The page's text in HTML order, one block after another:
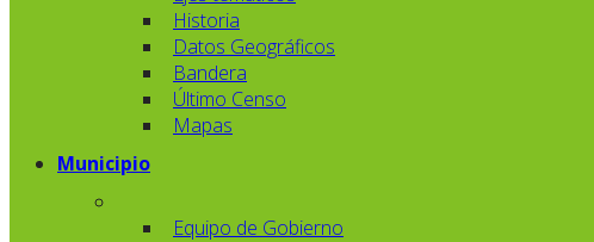
Historia
Datos Geográficos
Bandera
Último Censo
Mapas
Municipio
Equipo de Gobierno